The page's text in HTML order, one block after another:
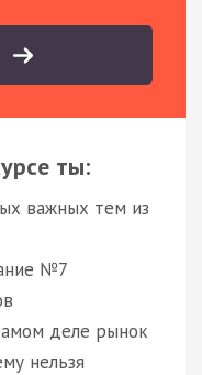
ты:
важных тем из
№7
деле рынок
нельзя